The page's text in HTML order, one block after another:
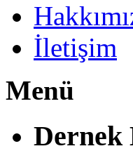
İletişim
Menü